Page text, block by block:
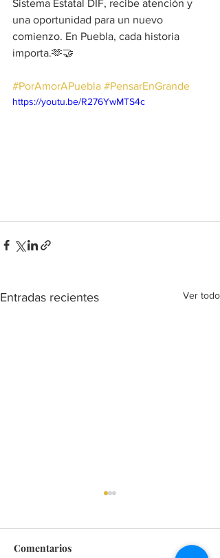
Sistema Estatal DIF, recibe atención y
una oportunidad para un nuevo
comienzo. En Puebla, cada historia
importa.🫶🤝
#PorAmorAPuebla #PensarEnGrande
https://youtu.be/R276YwMTS4c
Entradas recientes Ver todo
Comentarios